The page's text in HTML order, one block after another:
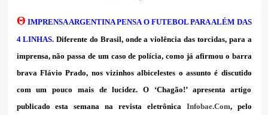
Θ IMPRENSA ARGENTINA PENSA O FUTEBOL PARA ALÉM DAS
4 LINHAS.Diferente do Brasil, onde a violência das torcidas, para a
imprensa, não passa de um caso de polícia, como já afirmou o barra
brava Flávio Prado, nos vizinhos albicelestes o assunto é discutido
com um pouco mais de lucidez. O ‘Chagão!’ apresenta artigo
publicado esta semana na revista eletrônica Infobae.Com, pelo